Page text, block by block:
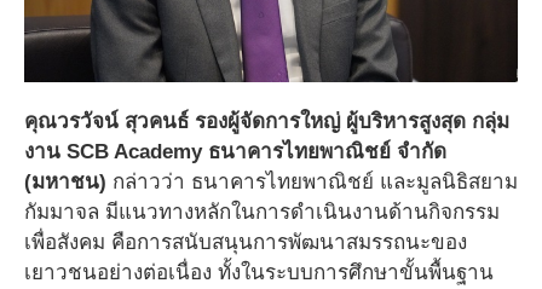
คุณวรวัจน์ สุวคนธ์ รองผู้จัดการใหญ่ ผู้บริหารสูงสุด กลุ่ม
งาน SCB Academy ธนาคารไทยพาณิชย์ จํากัด
(มหาชน) กล่าวว่า ธนาคารไทยพาณิชย์ และมูลนิธิสยาม
กัมมาจล มีแนวทางหลักในการดําเนินงานด้านกิจกรรม
เพื่อสังคม คือการสนับสนุนการพัฒนาสมรรถนะของ
เยาวชนอย่างต่อเนื่อง ทั้งในระบบการศึกษาขั้นพื้นฐาน